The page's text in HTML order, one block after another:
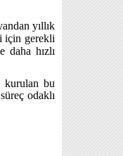
yıllık
için gerekli
daha hızlı
kurulan bu
odaklı